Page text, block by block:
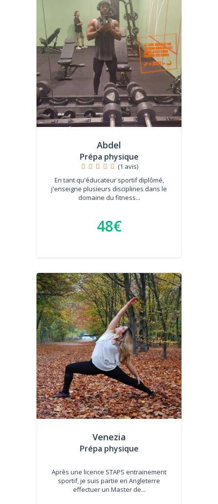
Abdel
Prépa physique
(1 avis)
En tant qu'éducateur sportif diplômé,
j'enseigne plusieurs disciplines dans le
domaine du fitness...
48€
Venezia
Prépa physique
Après une licence STAPS entrainement
sportif, je suis partie en Angleterre
effectuer un Master de...